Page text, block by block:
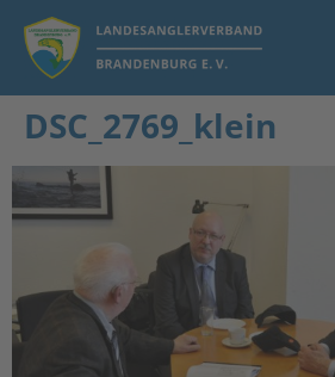
DSC_2769_klein